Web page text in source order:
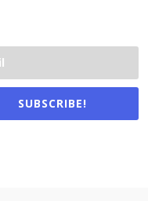
SUBSCRIBE!